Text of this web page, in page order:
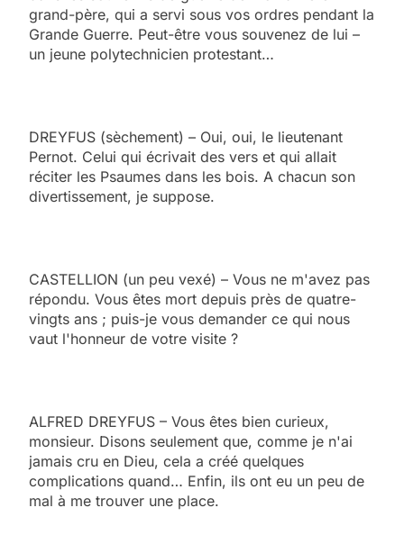
grand-père, qui a servi sous vos ordres pendant la
Grande Guerre. Peut-être vous souvenez de lui –
un jeune polytechnicien protestant…
DREYFUS (sèchement) – Oui, oui, le lieutenant
Pernot. Celui qui écrivait des vers et qui allait
réciter les Psaumes dans les bois. A chacun son
divertissement, je suppose.
CASTELLION (un peu vexé) – Vous ne m'avez pas
répondu. Vous êtes mort depuis près de quatre-
vingts ans ; puis-je vous demander ce qui nous
vaut l'honneur de votre visite ?
ALFRED DREYFUS – Vous êtes bien curieux,
monsieur. Disons seulement que, comme je n'ai
jamais cru en Dieu, cela a créé quelques
complications quand… Enfin, ils ont eu un peu de
mal à me trouver une place.